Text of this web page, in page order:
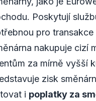
Poskytují
pro
nakupuje cizí
za mírně vyšší
zisk
i poplatky za